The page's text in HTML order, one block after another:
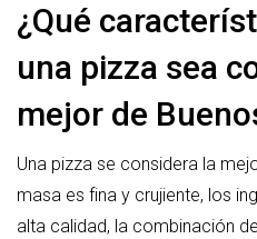
¿Qué
una pizza sea
mejor de
Una pizza se considera la
masa es fina y crujiente, los
alta calidad, la combinación